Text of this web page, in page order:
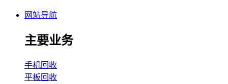
网站导航
主要业务
手机回收
平板回收